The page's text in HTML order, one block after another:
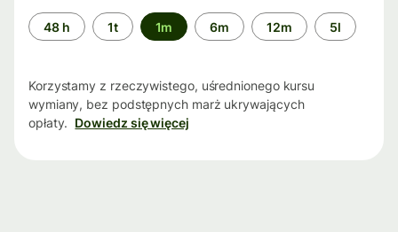
Przedział
czasu
48 h 1t 1m 6m 12m 5l
Korzystamy z rzeczywistego, uśrednionego kursu
wymiany, bez podstępnych marż ukrywających
opłaty. Dowiedz się więcej